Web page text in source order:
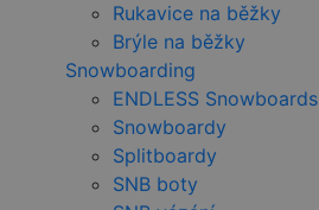
Rukavice na běžky
Brýle na běžky
Snowboarding
ENDLESS Snowboards
Snowboardy
Splitboardy
SNB boty